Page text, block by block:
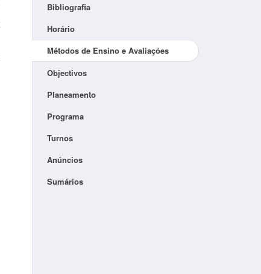
Bibliografia
Horário
Métodos de Ensino e Avaliações
Objectivos
Planeamento
Programa
Turnos
Anúncios
Sumários